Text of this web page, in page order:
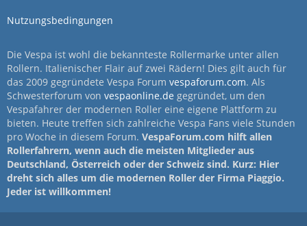
Nutzungsbedingungen
Die Vespa ist wohl die bekannteste Rollermarke unter allen
Rollern. Italienischer Flair auf zwei Rädern! Dies gilt auch für
das 2009 gegründete Vespa Forum vespaforum.com. Als
Schwesterforum von vespaonline.de gegründet, um den
Vespafahrer der modernen Roller eine eigene Plattform zu
bieten. Heute treffen sich zahlreiche Vespa Fans viele Stunden
pro Woche in diesem Forum. VespaForum.com hilft allen
Rollerfahrern, wenn auch die meisten Mitglieder aus
Deutschland, Österreich oder der Schweiz sind. Kurz: Hier
dreht sich alles um die modernen Roller der Firma Piaggio.
Jeder ist willkommen!